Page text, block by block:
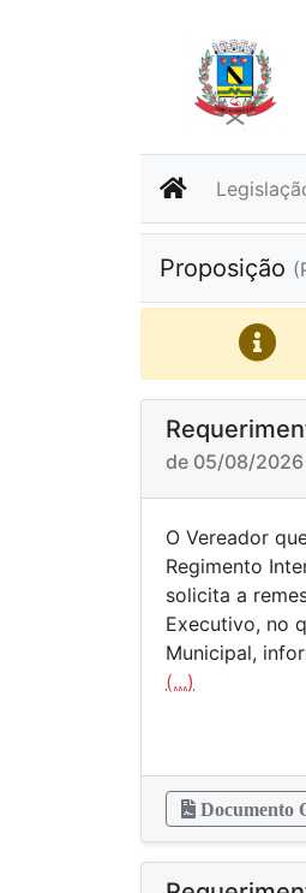
Proposição
de 05/08/2026
O Vereador
Regimento
solicita a
Executivo, no
Municipal,
(...)
Documento